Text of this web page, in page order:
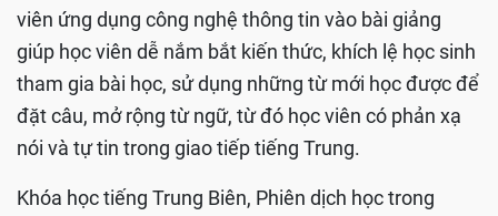
viên ứng dụng công nghệ thông tin vào bài giảng
giúp học viên dễ nắm bắt kiến thức, khích lệ học sinh
tham gia bài học, sử dụng những từ mới học được để
đặt câu, mở rộng từ ngữ, từ đó học viên có phản xạ
nói và tự tin trong giao tiếp tiếng Trung.
Khóa học tiếng Trung Biên, Phiên dịch học trong